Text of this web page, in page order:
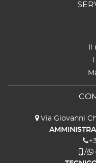
Via Giovanni
/